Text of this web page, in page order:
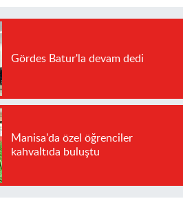
Gördes Batur'la devam dedi
Manisa'da özel öğrenciler
kahvaltıda buluştu